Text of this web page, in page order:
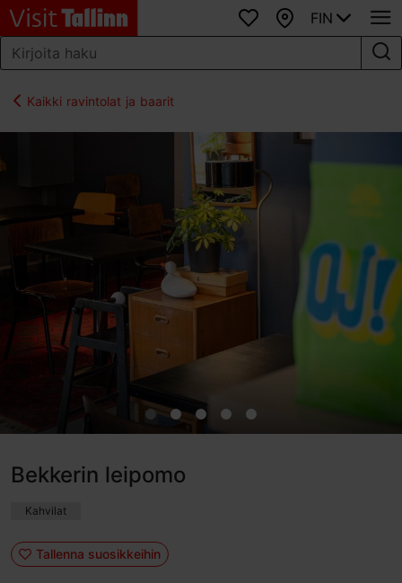
SuosikitKartta
FIN
Kaikki ravintolat ja baarit
Bekkerin leipomo
Kahvilat
Tallenna suosikkeihin